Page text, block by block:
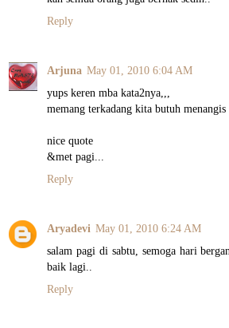
Reply
Arjuna May 01, 2010 6:04 AM
yups keren mba kata2nya,,,
memang terkadang kita butuh
nice quote
&met pagi...
Reply
Aryadevi May 01, 2010 6:24 AM
salam pagi di sabtu, semoga hari
baik lagi..
Reply